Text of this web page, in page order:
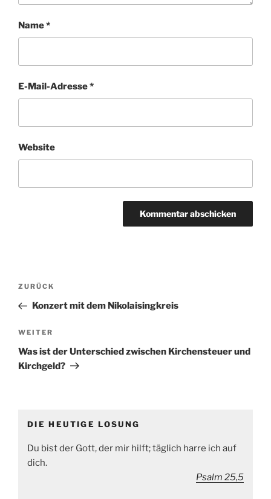
Name*
E-Mail-Adresse*
Website
Beitragsnavigation
Vorheriger
Beitrag
ZURÜCK
Konzert mit dem Nikolaisingkreis
Nächster
Beitrag
WEITER
Was ist der Unterschied zwischen Kirchensteuer und
Kirchgeld?
DIE HEUTIGE LOSUNG
Du bist der Gott, der mir hilft; täglich harre ich auf
dich.
Psalm 25,5